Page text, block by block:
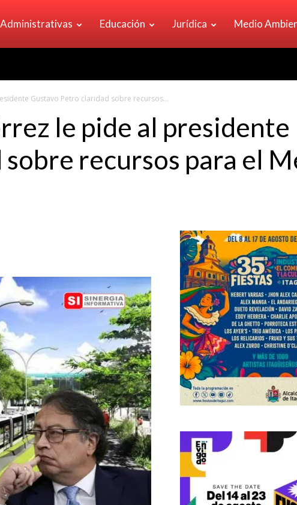
Administrativas Educación Jurídica Medio
Gustavo Petro claridad sobre recursos...
le pide al presidente
recursos para el